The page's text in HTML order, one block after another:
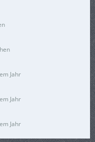
Jahr
Jahr
Jahr